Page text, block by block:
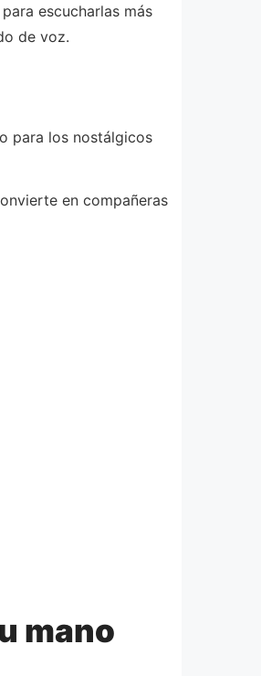
escucharlas más
de voz.
para los nostálgicos
en compañeras
mano